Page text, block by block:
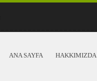
ANA SAYFA HAKKIMIZDA